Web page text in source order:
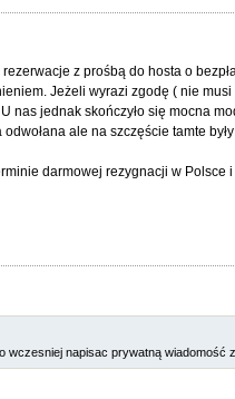
z prośbą do hosta o
Jeżeli wyrazi zgodę ( nie
nas jednak skończyło się mocna
ale na szczęście tamte
darmowej rezygnacji w Polsce
wczesniej napisac prywatną wiadomość